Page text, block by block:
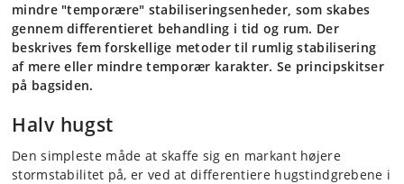
mindre "temporære" stabiliseringsenheder, som skabes
gennem differentieret behandling i tid og rum. Der
beskrives fem forskellige metoder til rumlig stabilisering
af mere eller mindre temporær karakter. Se principskitser
på bagsiden.
Halv hugst
Den simpleste måde at skaffe sig en markant højere
stormstabilitet på, er ved at differentiere hugstindgrebene i